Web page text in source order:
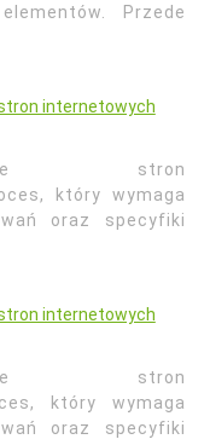
Przede
internetowych
stron
który wymaga
oraz specyfiki
internetowych
stron
który wymaga
oraz specyfiki